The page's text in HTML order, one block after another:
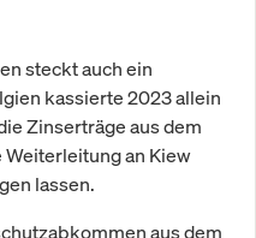
steckt auch ein
kassierte 2023 allein
Zinserträge aus dem
an Kiew
lassen.
aus dem